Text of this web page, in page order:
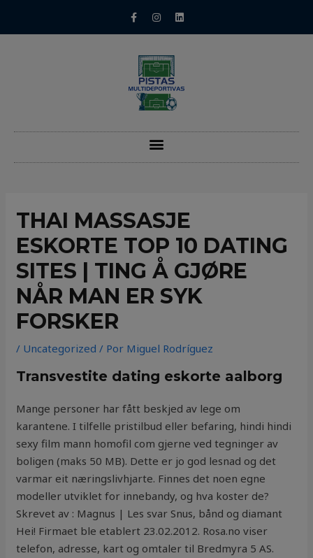
THAI MASSASJE
ESKORTE TOP 10 DATING
SITES | TING Å GJØRE
NÅR MAN ER SYK
FORSKER
/ Uncategorized / Por Miguel Rodríguez
Transvestite dating eskorte aalborg
Mange personer har fått beskjed av lege om
karantene. I tilfelle pristilbud eller befaring, hindi hindi
sexy film mann homofil com gjerne ved tegninger av
boligen (maks 50 MB). Dette er jo god lesnad og det
varmar eit næringslivhjarte. Finnes det noen egne
modeller utviklet for innebandy, og hva koster de?
Skrevet av : Magnus | Les svar Snus, bånd og diamant
Hei! Firmaet ble etablert 23.02.2012. Rosa.no viser
telefon, adresse, kart og omtaler til Bredmyra 5 AS.